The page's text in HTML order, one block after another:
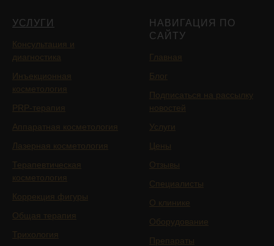
УСЛУГИ
Консультация и
диагностика
Инъекционная
косметология
PRP-терапия
Аппаратная косметология
Лазерная косметология
Терапевтическая
косметология
Коррекция фигуры
Общая терапия
Трихология
НАВИГАЦИЯ ПО
САЙТУ
Главная
Блог
Подписаться на рассылку
новостей
Услуги
Цены
Отзывы
Специалисты
О клинике
Оборудование
Препараты